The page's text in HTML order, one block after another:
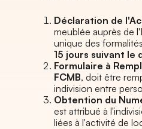
Déclaration de
meublée auprès de
unique des
15 jours suivant
Formulaire à
FCMB, doit être
indivision entre
Obtention du
est attribué à
liées à l'activité de